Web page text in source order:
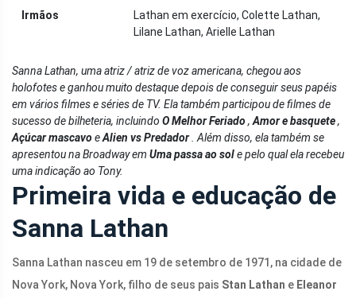
Irmãos
Lathan em exercício, Colette Lathan,
Lilane Lathan, Arielle Lathan
Sanna Lathan, uma atriz / atriz de voz americana, chegou aos
holofotes e ganhou muito destaque depois de conseguir seus papéis
em vários filmes e séries de TV. Ela também participou de filmes de
sucesso de bilheteria, incluindo O Melhor Feriado, Amor e basquete,
Açúcar mascavoeAlien vs Predador . Além disso, ela também se
apresentou na Broadway em Uma passa ao sole pelo qual ela recebeu
uma indicação ao Tony.
Primeira vida e educação de
Sanna Lathan
Sanna Lathan nasceu em 19 de setembro de 1971, na cidade de
Nova York, Nova York, filho de seus pais Stan Lathan e Eleanor